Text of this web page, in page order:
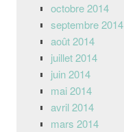
octobre 2014
septembre 2014
août 2014
juillet 2014
juin 2014
mai 2014
avril 2014
mars 2014